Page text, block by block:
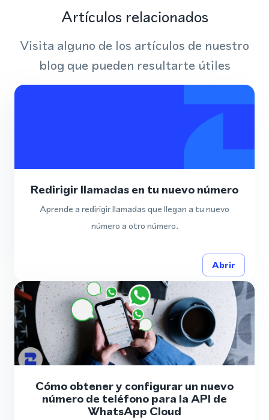
Artículos relacionados
Visita alguno de los artículos de nuestro
blog que pueden resultarte útiles
Redirigir llamadas en tu nuevo número
Aprende a redirigir llamadas que llegan a tu nuevo
número a otro número.
Abrir
Cómo obtener y configurar un nuevo
número de teléfono para la API de
WhatsApp Cloud